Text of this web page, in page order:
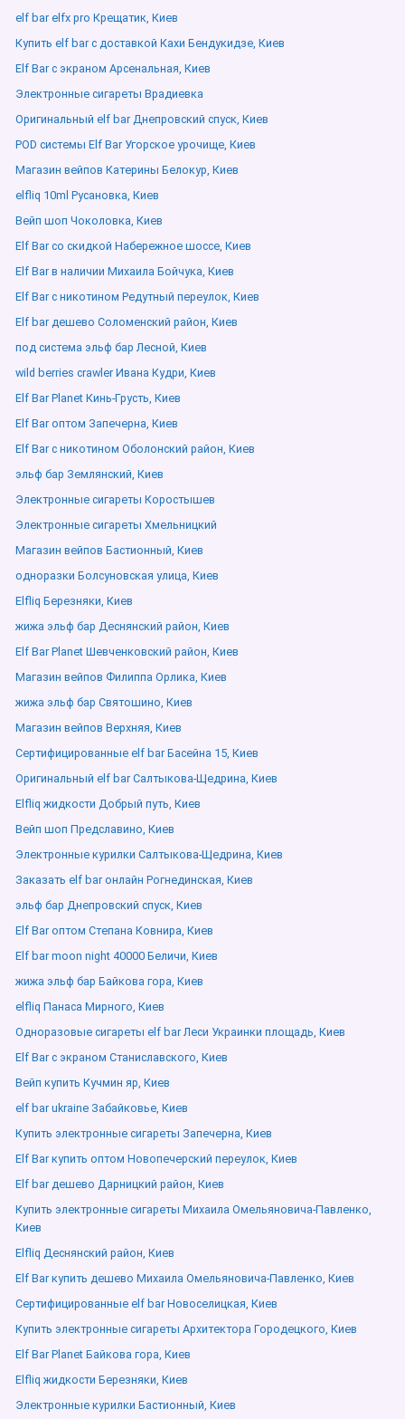
elf bar elfx pro Крещатик, Киев
Купить elf bar с доставкой Кахи Бендукидзе, Киев
Elf Bar с экраном Арсенальная, Киев
Электронные сигареты Врадиевка
Оригинальный elf bar Днепровский спуск, Киев
POD системы Elf Bar Угорское урочище, Киев
Магазин вейпов Катерины Белокур, Киев
elfliq 10ml Русановка, Киев
Вейп шоп Чоколовка, Киев
Elf Bar со скидкой Набережное шоссе, Киев
Elf Bar в наличии Михаила Бойчука, Киев
Elf Bar с никотином Редутный переулок, Киев
Elf bar дешево Соломенский район, Киев
под система эльф бар Лесной, Киев
wild berries crawler Ивана Кудри, Киев
Elf Bar Planet Кинь-Грусть, Киев
Elf Bar оптом Запечерна, Киев
Elf Bar с никотином Оболонский район, Киев
эльф бар Землянский, Киев
Электронные сигареты Коростышев
Электронные сигареты Хмельницкий
Магазин вейпов Бастионный, Киев
одноразки Болсуновская улица, Киев
Elfliq Березняки, Киев
жижа эльф бар Деснянский район, Киев
Elf Bar Planet Шевченковский район, Киев
Магазин вейпов Филиппа Орлика, Киев
жижа эльф бар Святошино, Киев
Магазин вейпов Верхняя, Киев
Сертифицированные elf bar Басейна 15, Киев
Оригинальный elf bar Салтыкова-Щедрина, Киев
Elfliq жидкости Добрый путь, Киев
Вейп шоп Предславино, Киев
Электронные курилки Салтыкова-Щедрина, Киев
Заказать elf bar онлайн Рогнединская, Киев
эльф бар Днепровский спуск, Киев
Elf Bar оптом Степана Ковнира, Киев
Elf bar moon night 40000 Беличи, Киев
жижа эльф бар Байкова гора, Киев
elfliq Панаса Мирного, Киев
Одноразовые сигареты elf bar Леси Украинки площадь, Киев
Elf Bar с экраном Станиславского, Киев
Вейп купить Кучмин яр, Киев
elf bar ukraine Забайковье, Киев
Купить электронные сигареты Запечерна, Киев
Elf Bar купить оптом Новопечерский переулок, Киев
Elf bar дешево Дарницкий район, Киев
Купить электронные сигареты Михаила Омельяновича-Павленко,
Киев
Elfliq Деснянский район, Киев
Elf Bar купить дешево Михаила Омельяновича-Павленко, Киев
Сертифицированные elf bar Новоселицкая, Киев
Купить электронные сигареты Архитектора Городецкого, Киев
Elf Bar Planet Байкова гора, Киев
Elfliq жидкости Березняки, Киев
Электронные курилки Бастионный, Киев